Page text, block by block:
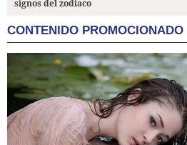
signos del zodiaco
CONTENIDO PROMOCIONADO